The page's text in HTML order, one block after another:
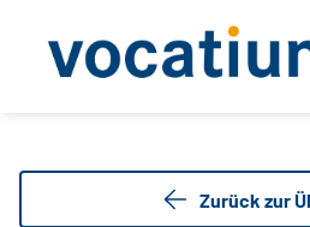
Zurück zur